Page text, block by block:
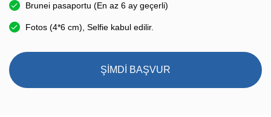
Brunei pasaportu (En az 6 ay geçerli)
Fotos (4*6 cm), Selfie kabul edilir.
ŞİMDİ BAŞVUR